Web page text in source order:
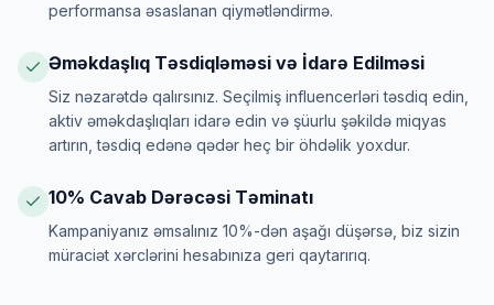
performansa əsaslanan qiymətləndirmə.
Əməkdaşlıq Təsdiqləməsi və İdarə Edilməsi
Siz nəzarətdə qalırsınız. Seçilmiş influencerləri təsdiq edin,
aktiv əməkdaşlıqları idarə edin və şüurlu şəkildə miqyas
artırın, təsdiq edənə qədər heç bir öhdəlik yoxdur.
10% Cavab Dərəcəsi Təminatı
Kampaniyanız əmsalınız 10%-dən aşağı düşərsə, biz sizin
müraciət xərclərini hesabınıza geri qaytarırıq.